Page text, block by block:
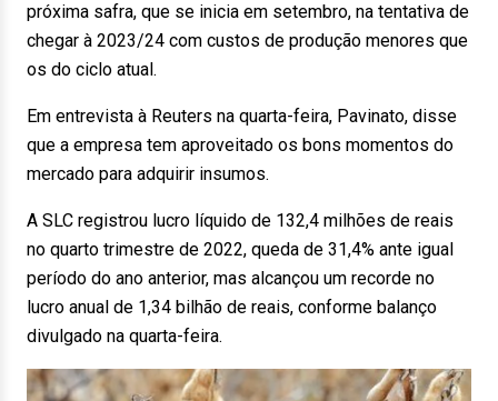
próxima safra, que se inicia em setembro, na tentativa de
chegar à 2023/24 com custos de produção menores que
os do ciclo atual.
Em entrevista à Reuters na quarta-feira, Pavinato, disse
que a empresa tem aproveitado os bons momentos do
mercado para adquirir insumos.
A SLC registrou lucro líquido de 132,4 milhões de reais
no quarto trimestre de 2022, queda de 31,4% ante igual
período do ano anterior, mas alcançou um recorde no
lucro anual de 1,34 bilhão de reais, conforme balanço
divulgado na quarta-feira.